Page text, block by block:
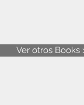
Ver otros Books